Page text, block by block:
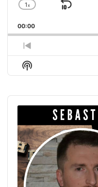
Change
Rate
1x
Skip
00:00
Previous
Episode
Show
Podcast
Audio
Player